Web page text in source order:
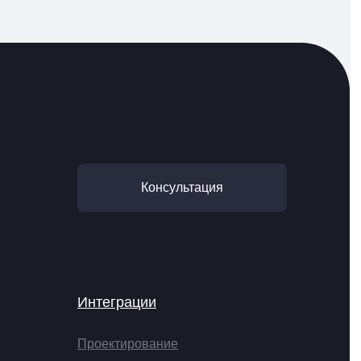
Интеграции
Проектирование
Консультация